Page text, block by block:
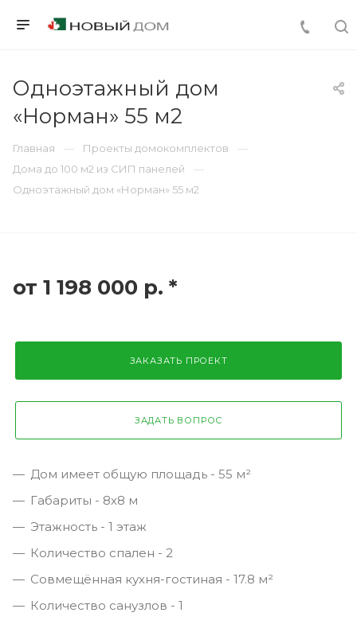
Одноэтажный дом
«Норман» 55 м2
Главная
Проекты домокомплектов
Дома до 100 м2 из СИП панелей
Одноэтажный дом «Норман» 55 м2
от 1 198 000 р. *
ЗАКАЗАТЬ ПРОЕКТ
ЗАДАТЬ ВОПРОС
Дом имеет общую площадь - 55 м²
Габариты - 8х8 м
Этажность - 1 этаж
Количество спален - 2
Совмещённая кухня-гостиная - 17.8 м²
Количество санузлов - 1